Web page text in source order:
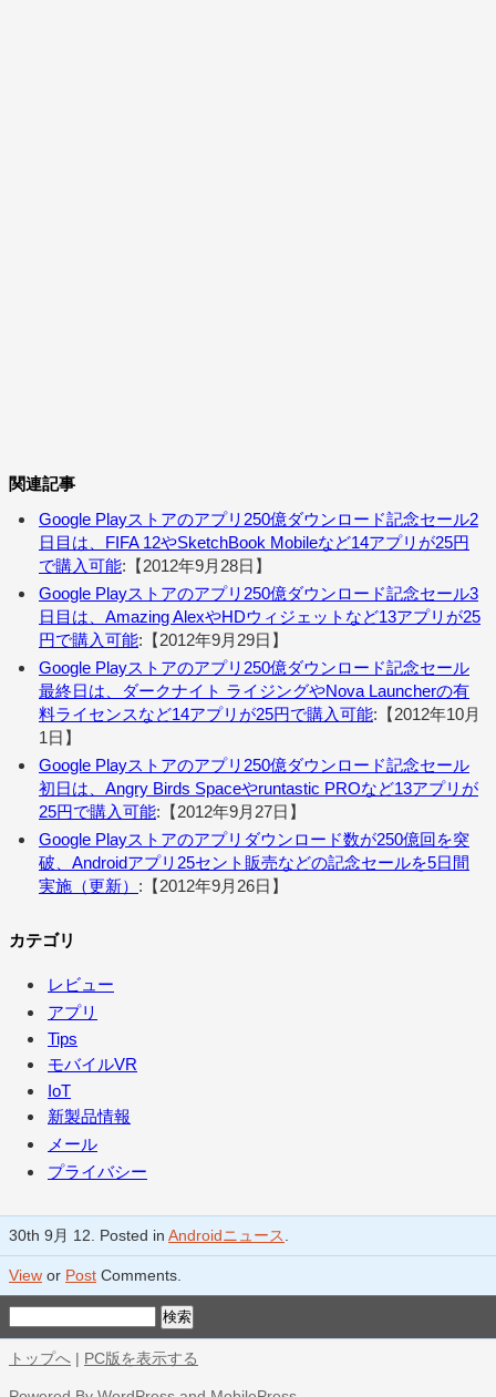
関連記事
Google Playストアのアプリ250億ダウンロード記念セール2
日目は、FIFA 12やSketchBook Mobileなど14アプリが25円
で購入可能:【2012年9月28日】
Google Playストアのアプリ250億ダウンロード記念セール3
日目は、Amazing AlexやHDウィジェットなど13アプリが25
円で購入可能:【2012年9月29日】
Google Playストアのアプリ250億ダウンロード記念セール
最終日は、ダークナイト ライジングやNova Launcherの有
料ライセンスなど14アプリが25円で購入可能:【2012年10月
1日】
Google Playストアのアプリ250億ダウンロード記念セール
初日は、Angry Birds Spaceやruntastic PROなど13アプリが
25円で購入可能:【2012年9月27日】
Google Playストアのアプリダウンロード数が250億回を突
破、Androidアプリ25セント販売などの記念セールを5日間
実施（更新） :【2012年9月26日】
カテゴリ
レビュー
アプリ
Tips
モバイルVR
IoT
新製品情報
メール
プライバシー
30th 9月 12. Posted in Androidニュース.
View or Post Comments.
トップへ | PC版を表示する